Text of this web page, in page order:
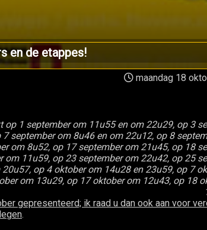
en de etappes!
maandag 18
1 september om 11u55 en om 22u29, op 3
september om 8u46 en om 22u12, op 8
om 8u52, op 17 september om 21u45, op 18
11u59, op 23 september om 22u42, op 25
op 4 oktober om 14u28 en 23u59, op 7
om 13u29, op 17 oktober om 12u43, op 18
gepresenteerd; ik raad u dan ook aan voor
.